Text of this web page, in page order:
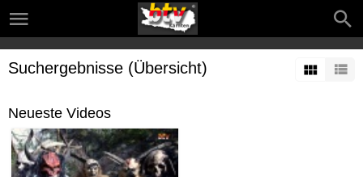
Suchergebnisse (Übersicht)
Neueste Videos